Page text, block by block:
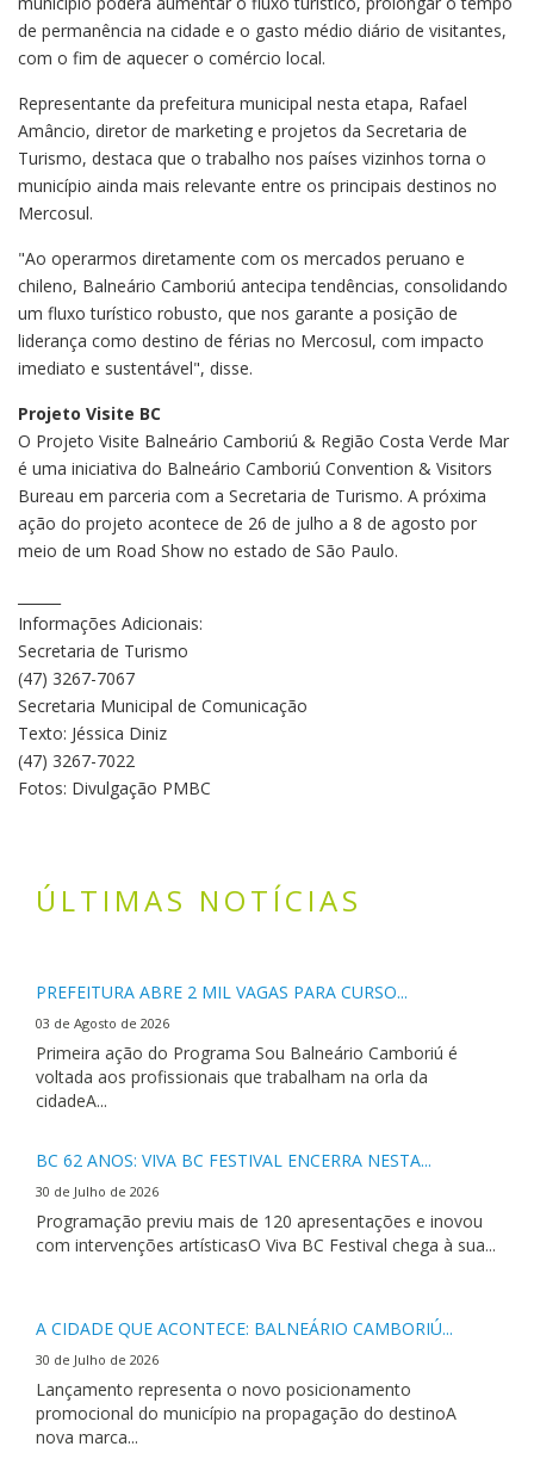
de permanência na cidade e o gasto médio diário de visitantes,
com o fim de aquecer o comércio local.
Representante da prefeitura municipal nesta etapa, Rafael
Amâncio, diretor de marketing e projetos da Secretaria de
Turismo, destaca que o trabalho nos países vizinhos torna o
município ainda mais relevante entre os principais destinos no
Mercosul.
"Ao operarmos diretamente com os mercados peruano e
chileno, Balneário Camboriú antecipa tendências, consolidando
um fluxo turístico robusto, que nos garante a posição de
liderança como destino de férias no Mercosul, com impacto
imediato e sustentável", disse.
Projeto Visite BC
O Projeto Visite Balneário Camboriú & Região Costa Verde Mar
é uma iniciativa do Balneário Camboriú Convention & Visitors
Bureau em parceria com a Secretaria de Turismo. A próxima
ação do projeto acontece de 26 de julho a 8 de agosto por
meio de um Road Show no estado de São Paulo.
Informações Adicionais:
Secretaria de Turismo
(47) 3267-7067
Secretaria Municipal de Comunicação
Texto: Jéssica Diniz
(47) 3267-7022
Fotos: Divulgação PMBC
ÚLTIMAS NOTÍCIAS
PREFEITURA ABRE 2 MIL VAGAS PARA CURSO...
03 de Agosto de 2026
Primeira ação do Programa Sou Balneário Camboriú é
voltada aos profissionais que trabalham na orla da
cidadeA...
BC 62 ANOS: VIVA BC FESTIVAL ENCERRA NESTA...
30 de Julho de 2026
Programação previu mais de 120 apresentações e inovou
com intervenções artísticasO Viva BC Festival chega à sua...
A CIDADE QUE ACONTECE: BALNEÁRIO CAMBORIÚ...
30 de Julho de 2026
Lançamento representa o novo posicionamento
promocional do município na propagação do destinoA
nova marca...